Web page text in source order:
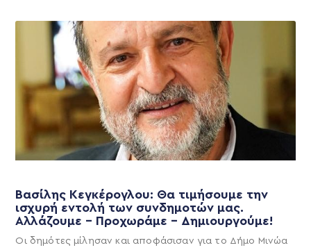
Βασίλης Κεγκέρογλου: Θα τιμήσουμε την
ισχυρή εντολή των συνδημοτών μας.
Αλλάζουμε – Προχωράμε – Δημιουργούμε!
Οι δημότες μίλησαν και αποφάσισαν για το Δήμο Μινώα